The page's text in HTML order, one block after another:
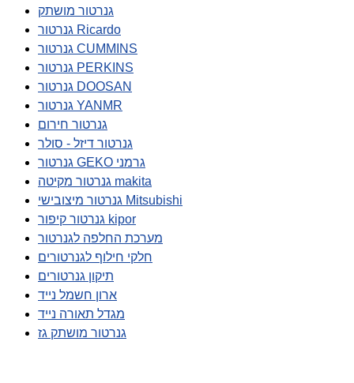
גנרטור מושתק
גנרטור Ricardo
גנרטור CUMMINS
גנרטור PERKINS
גנרטור DOOSAN
גנרטור YANMR
גנרטור חירום
גנרטור דיזל - סולר
גנרטור GEKO גרמני
גנרטור מקיטה makita
גנרטור מיצובישי Mitsubishi
גנרטור קיפור kipor
מערכת החלפה לגנרטור
חלקי חילוף לגנרטורים
תיקון גנרטורים
ארון חשמל נייד
מגדל תאורה נייד
גנרטור מושתק גז